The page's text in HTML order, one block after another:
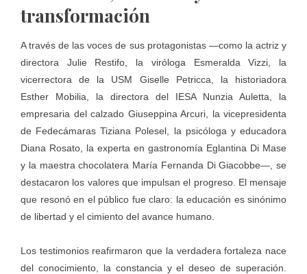
transformación
A través de las voces de sus protagonistas —como la actriz y
directora Julie Restifo, la viróloga Esmeralda Vizzi, la
vicerrectora de la USM Giselle Petricca, la historiadora
Esther Mobilia, la directora del IESA Nunzia Auletta, la
empresaria del calzado Giuseppina Arcuri, la vicepresidenta
de Fedecámaras Tiziana Polesel, la psicóloga y educadora
Diana Rosato, la experta en gastronomía Eglantina Di Mase
y la maestra chocolatera María Fernanda Di Giacobbe—, se
destacaron los valores que impulsan el progreso. El mensaje
que resonó en el público fue claro: la educación es sinónimo
de libertad y el cimiento del avance humano.
Los testimonios reafirmaron que la verdadera fortaleza nace
del conocimiento, la constancia y el deseo de superación.